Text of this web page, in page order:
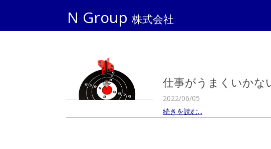
N Group株式会社
仕事がうまくいかな
2022/06/05
続きを読む...